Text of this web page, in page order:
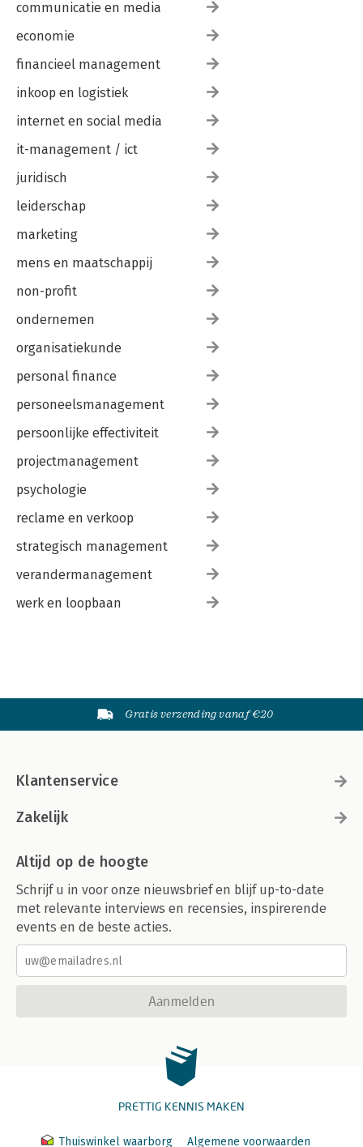
communicatie en media
economie
financieel management
inkoop en logistiek
internet en social media
it-management / ict
juridisch
leiderschap
marketing
mens en maatschappij
non-profit
ondernemen
organisatiekunde
personal finance
personeelsmanagement
persoonlijke effectiviteit
projectmanagement
psychologie
reclame en verkoop
strategisch management
verandermanagement
werk en loopbaan
Gratis verzending vanaf €20
Klantenservice
Zakelijk
Altijd op de hoogte
Schrijf u in voor onze nieuwsbrief en blijf up-to-date
met relevante interviews en recensies, inspirerende
events en de beste acties.
Aanmelden
PRETTIG KENNIS MAKEN
Thuiswinkel waarborg Algemene voorwaarden